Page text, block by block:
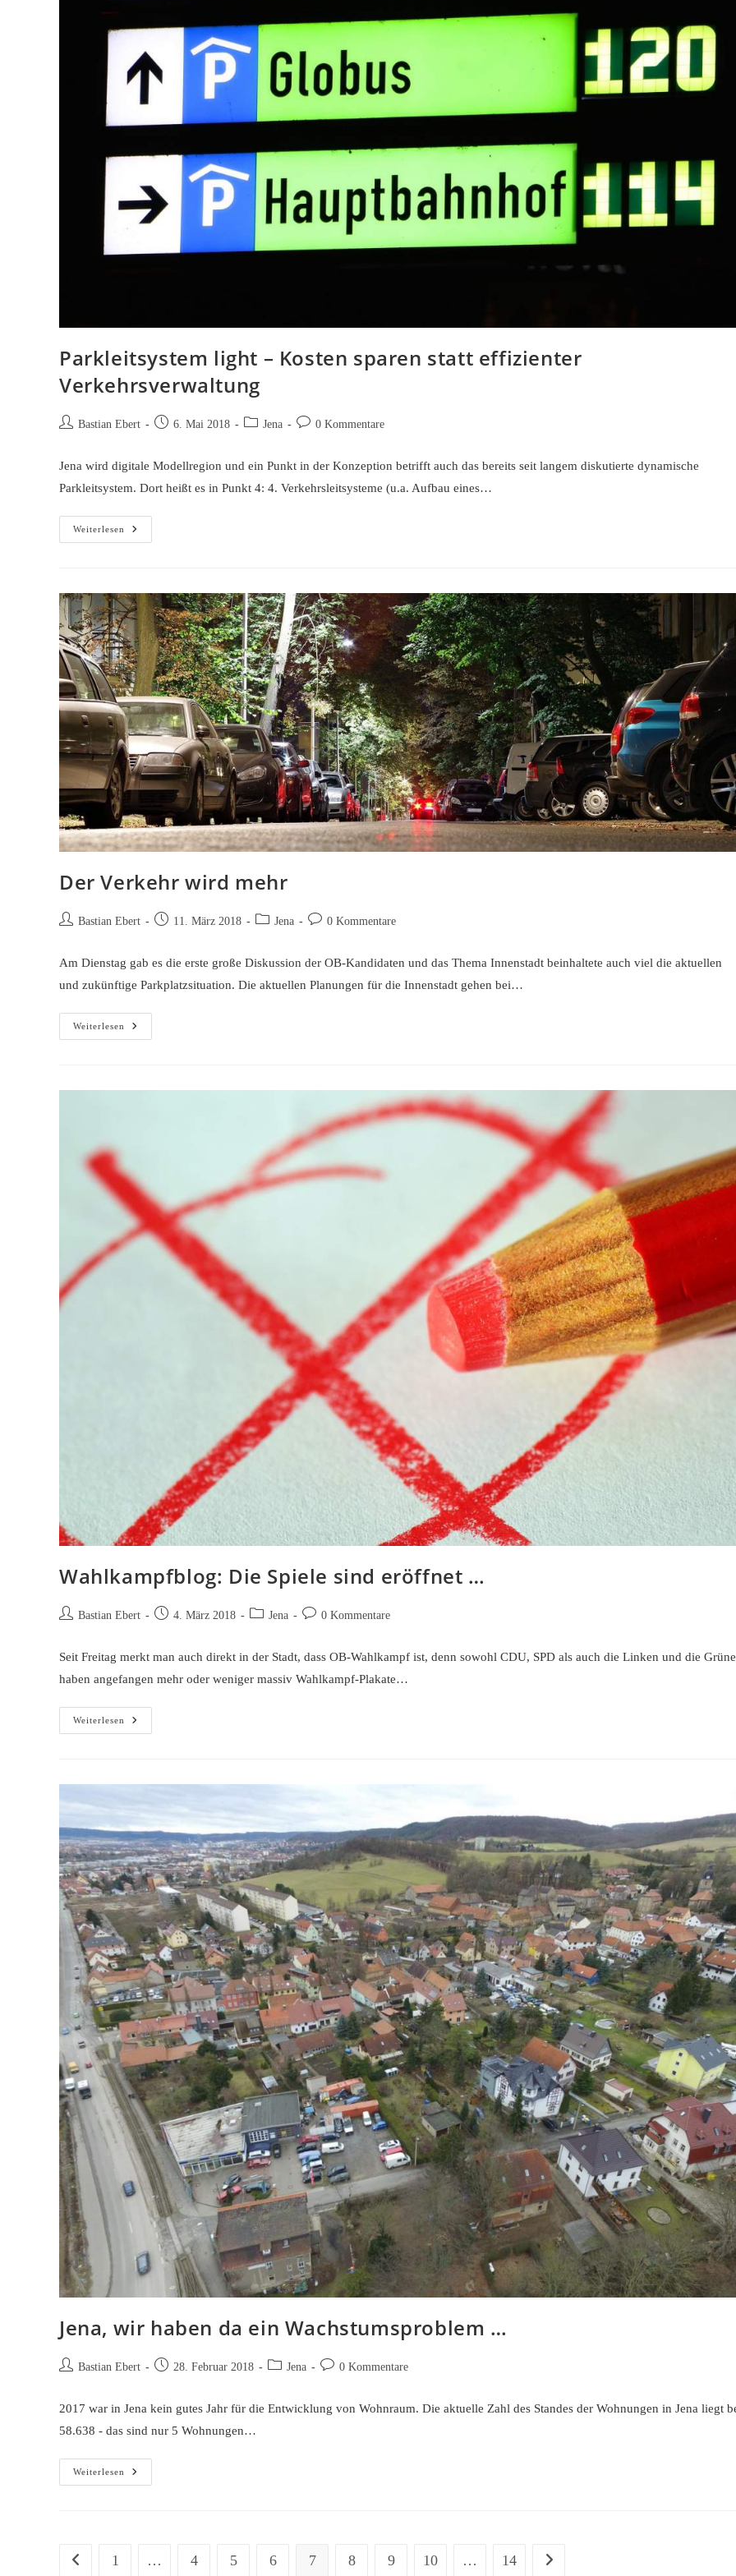
Parkleitsystem light – Kosten sparen statt effizienter
Verkehrsverwaltung
Beitrags-
Bastian Ebert
Beitrag6. Mai 2018
Beitrags-
Jena
Beitrags-0 Kommentare
Jena wird digitale Modellregion und ein Punkt in der Konzeption betrifft auch das bereits seit langem diskutierte dynamische
Parkleitsystem. Dort heißt es in Punkt 4: 4. Verkehrsleitsysteme (u.a. Aufbau eines…
Weiterlesen
Parkleitsystem
Light
Effizienter
Verkehrsverwaltung
Der Verkehr wird mehr
Beitrags-Bastian Ebert
Beitrag11. März 2018
Beitrags-
Jena
Beitrags-0 Kommentare
Am Dienstag gab es die erste große Diskussion der OB-Kandidaten und das Thema Innenstadt beinhaltete auch viel die aktuellen
und zukünftige Parkplatzsituation. Die aktuellen Planungen für die Innenstadt gehen bei…
Weiterlesen
Der
Verkehr
Wahlkampfblog: Die Spiele sind eröffnet …
Beitrags-Bastian Ebert
Beitrag4. März 2018
Beitrags-
Jena
Beitrags-0 Kommentare
Seit Freitag merkt man auch direkt in der Stadt, dass OB-Wahlkampf ist, denn sowohl CDU, SPD als auch die Linken und die
haben angefangen mehr oder weniger massiv Wahlkampf-Plakate…
Weiterlesen
Wahlkampfblog:
Die
Jena, wir haben da ein Wachstumsproblem …
Beitrags-
Bastian Ebert
Beitrag28. Februar 2018
Beitrags-
Jena
Beitrags-0 Kommentare
2017 war in Jena kein gutes Jahr für die Entwicklung von Wohnraum. Die aktuelle Zahl des Standes der Wohnungen in Jena liegt
58.638 - das sind nur 5 Wohnungen…
Weiterlesen
Jena,
Wir
Zur vorherigen Seite
1 … 4 5 6 7 8 9 10 … 14 Zur nächsten Seite